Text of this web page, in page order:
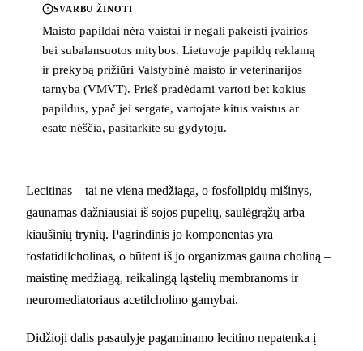
SVARBU ŽINOTI
Maisto papildai nėra vaistai ir negali pakeisti įvairios
bei subalansuotos mitybos. Lietuvoje papildų reklamą
ir prekybą prižiūri Valstybinė maisto ir veterinarijos
tarnyba (VMVT). Prieš pradėdami vartoti bet kokius
papildus, ypač jei sergate, vartojate kitus vaistus ar
esate nėščia, pasitarkite su gydytoju.
Lecitinas – tai ne viena medžiaga, o fosfolipidų mišinys,
gaunamas dažniausiai iš sojos pupelių, saulėgrąžų arba
kiaušinių trynių. Pagrindinis jo komponentas yra
fosfatidilcholinas, o būtent iš jo organizmas gauna choliną –
maistinę medžiagą, reikalingą ląstelių membranoms ir
neuromediatoriaus acetilcholino gamybai.
Didžioji dalis pasaulyje pagaminamo lecitino nepatenka į